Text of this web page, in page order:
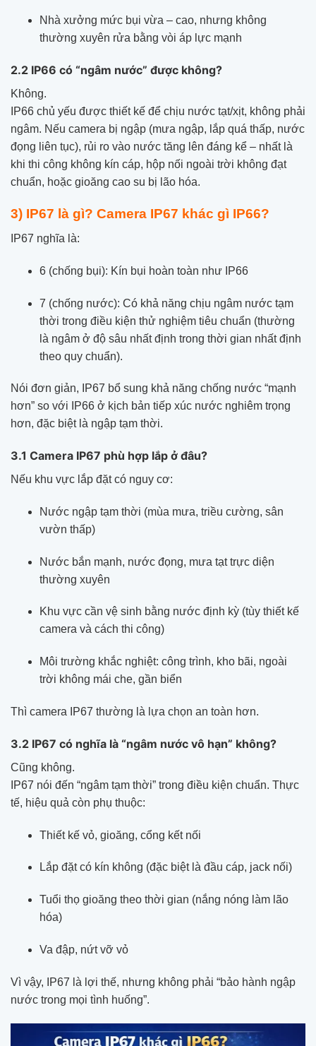
Nhà xưởng mức bụi vừa – cao, nhưng không
thường xuyên rửa bằng vòi áp lực mạnh
2.2 IP66 có “ngâm nước” được không?
Không.
IP66 chủ yếu được thiết kế để chịu nước tạt/xịt, không phải
ngâm. Nếu camera bị ngập (mưa ngập, lắp quá thấp, nước
đọng liên tục), rủi ro vào nước tăng lên đáng kể – nhất là
khi thi công không kín cáp, hộp nối ngoài trời không đạt
chuẩn, hoặc gioăng cao su bị lão hóa.
3) IP67 là gì? Camera IP67 khác gì IP66?
IP67 nghĩa là:
6 (chống bụi): Kín bụi hoàn toàn như IP66
7 (chống nước): Có khả năng chịu ngâm nước tạm
thời trong điều kiện thử nghiệm tiêu chuẩn (thường
là ngâm ở độ sâu nhất định trong thời gian nhất định
theo quy chuẩn).
Nói đơn giản, IP67 bổ sung khả năng chống nước “mạnh
hơn” so với IP66 ở kịch bản tiếp xúc nước nghiêm trọng
hơn, đặc biệt là ngập tạm thời.
3.1 Camera IP67 phù hợp lắp ở đâu?
Nếu khu vực lắp đặt có nguy cơ:
Nước ngập tạm thời (mùa mưa, triều cường, sân
vườn thấp)
Nước bắn mạnh, nước đọng, mưa tạt trực diện
thường xuyên
Khu vực cần vệ sinh bằng nước định kỳ (tùy thiết kế
camera và cách thi công)
Môi trường khắc nghiệt: công trình, kho bãi, ngoài
trời không mái che, gần biển
Thì camera IP67 thường là lựa chọn an toàn hơn.
3.2 IP67 có nghĩa là “ngâm nước vô hạn” không?
Cũng không.
IP67 nói đến “ngâm tạm thời” trong điều kiện chuẩn. Thực
tế, hiệu quả còn phụ thuộc:
Thiết kế vỏ, gioăng, cổng kết nối
Lắp đặt có kín không (đặc biệt là đầu cáp, jack nối)
Tuổi thọ gioăng theo thời gian (nắng nóng làm lão
hóa)
Va đập, nứt vỡ vỏ
Vì vậy, IP67 là lợi thế, nhưng không phải “bảo hành ngập
nước trong mọi tình huống”.